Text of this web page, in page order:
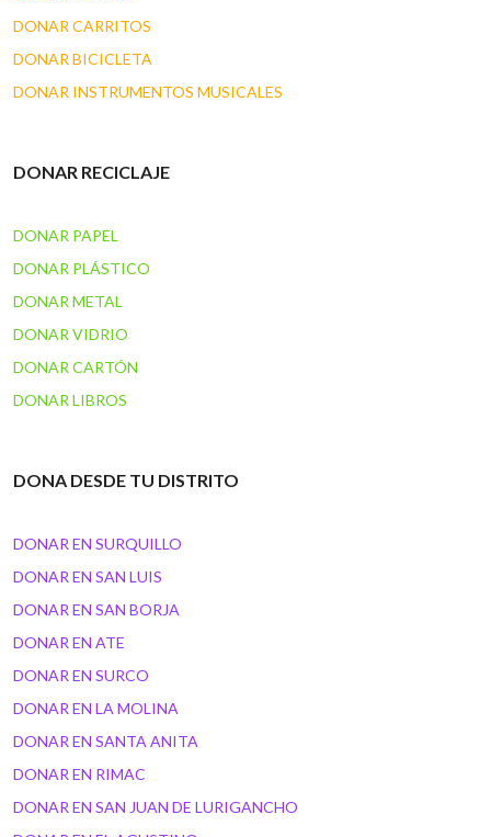
DONAR CARRITOS
DONAR BICICLETA
DONAR INSTRUMENTOS MUSICALES
DONAR RECICLAJE
DONAR PAPEL
DONAR PLÁSTICO
DONAR METAL
DONAR VIDRIO
DONAR CARTÓN
DONAR LIBROS
DONA DESDE TU DISTRITO
DONAR EN SURQUILLO
DONAR EN SAN LUIS
DONAR EN SAN BORJA
DONAR EN ATE
DONAR EN SURCO
DONAR EN LA MOLINA
DONAR EN SANTA ANITA
DONAR EN RIMAC
DONAR EN SAN JUAN DE LURIGANCHO